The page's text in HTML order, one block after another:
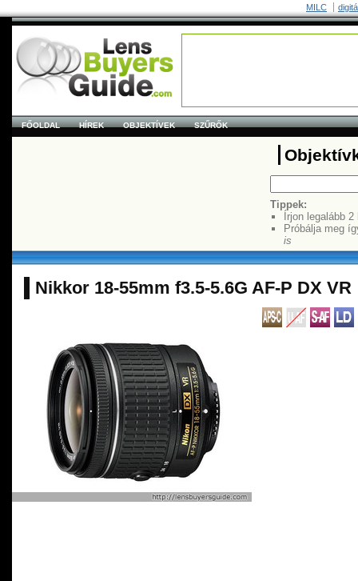
MILC
FŐOLDAL HÍREK OBJEKTÍVEK SZŰRŐK
Tippek:
Írjon legalább
Próbálja meg
is
Nikkor 18-55mm f3.5-5.6G AF-P DX VR